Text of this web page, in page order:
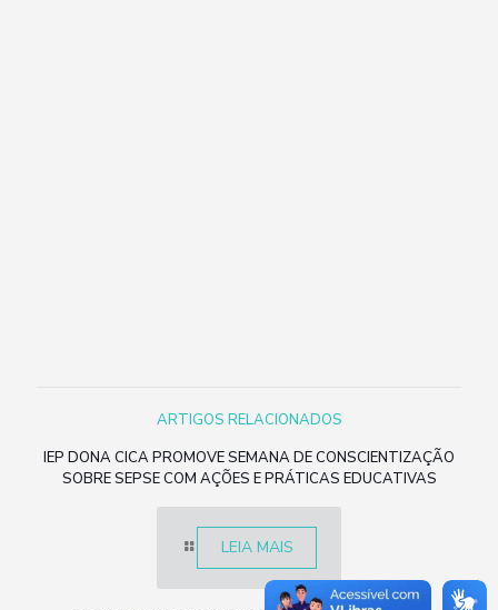
ARTIGOS RELACIONADOS
IEP DONA CICA PROMOVE SEMANA DE CONSCIENTIZAÇÃO
SOBRE SEPSE COM AÇÕES E PRÁTICAS EDUCATIVAS
LEIA MAIS